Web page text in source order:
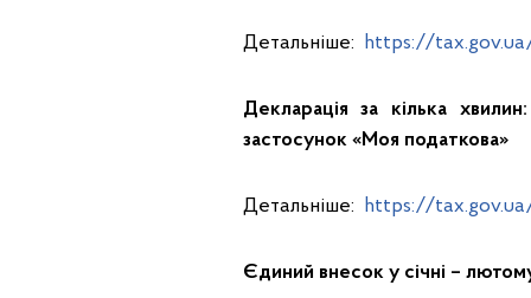
Детальніше: https://
Декларація за кілька
застосунок «Моя податкова»
Детальніше: https://
Єдиний внесок у січні –